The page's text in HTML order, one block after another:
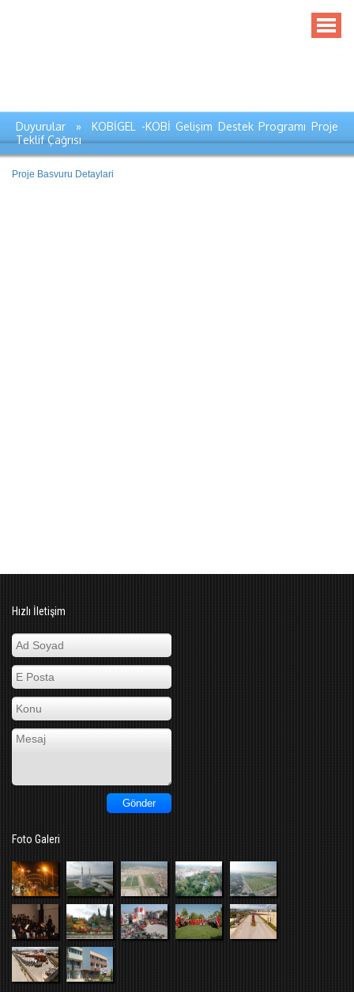
Duyurular » KOBİGEL -KOBİ Gelişim Destek Programı Proje
Teklif Çağrısı
Proje Basvuru Detaylari
Hızlı İletişim
Foto Galeri